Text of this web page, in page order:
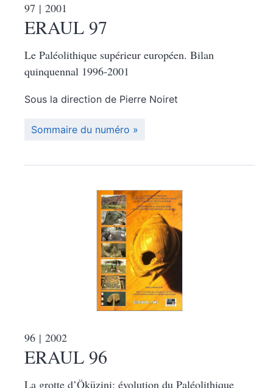
97 | 2001
ERAUL 97
Le Paléolithique supérieur européen. Bilan
quinquennal 1996-2001
Sous la direction de Pierre Noiret
Sommaire du numéro
96 | 2002
ERAUL 96
La grotte d’Öküzini: évolution du Paléolithique